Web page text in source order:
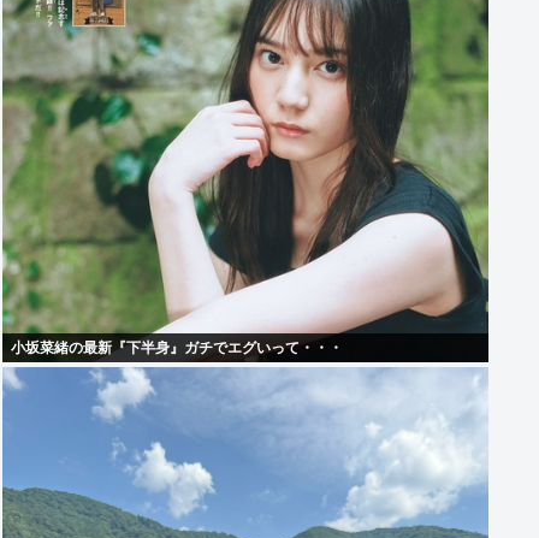
小坂菜緒の最新『下半身』ガチでエグいって・・・